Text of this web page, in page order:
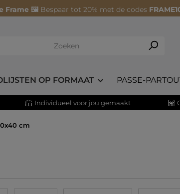
Frame 🖼️ Bespaar tot 20% met de codes
OP FORMAAT PASSE-
Individueel voor jou gemaakt
cm